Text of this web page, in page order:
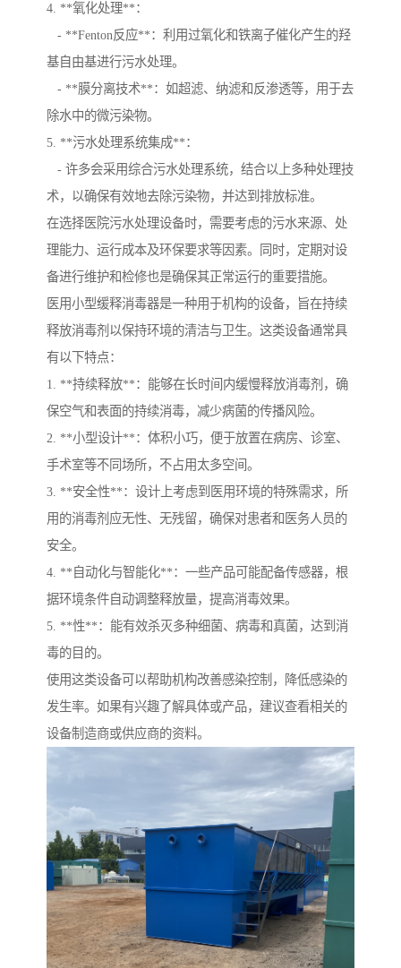
4. **氧化处理**：
- **Fenton反应**：利用过氧化和铁离子催化产生的羟
基自由基进行污水处理。
- **膜分离技术**：如超滤、纳滤和反渗透等，用于去
除水中的微污染物。
5. **污水处理系统集成**：
- 许多会采用综合污水处理系统，结合以上多种处理技
术，以确保有效地去除污染物，并达到排放标准。
在选择医院污水处理设备时，需要考虑的污水来源、处
理能力、运行成本及环保要求等因素。同时，定期对设
备进行维护和检修也是确保其正常运行的重要措施。
医用小型缓释消毒器是一种用于机构的设备，旨在持续
释放消毒剂以保持环境的清洁与卫生。这类设备通常具
有以下特点：
1. **持续释放**：能够在长时间内缓慢释放消毒剂，确
保空气和表面的持续消毒，减少病菌的传播风险。
2. **小型设计**：体积小巧，便于放置在病房、诊室、
手术室等不同场所，不占用太多空间。
3. **安全性**：设计上考虑到医用环境的特殊需求，所
用的消毒剂应无性、无残留，确保对患者和医务人员的
安全。
4. **自动化与智能化**：一些产品可能配备传感器，根
据环境条件自动调整释放量，提高消毒效果。
5. **性**：能有效杀灭多种细菌、病毒和真菌，达到消
毒的目的。
使用这类设备可以帮助机构改善感染控制，降低感染的
发生率。如果有兴趣了解具体或产品，建议查看相关的
设备制造商或供应商的资料。